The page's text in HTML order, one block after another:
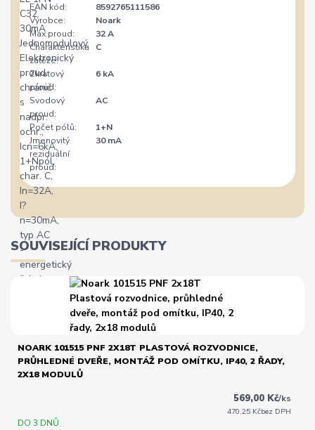
EAN kód:
8592765111586
Výrobce:
Noark
Max.proud:
32 A
Charakteristika
zátěže:
C
Zkratový
proud:
6 kA
Svodový
proud:
AC
Počet pólů:
1+N
Jmenovitý
reziduální
proud:
30 mA
SOUVISEJÍCÍ PRODUKTY
NOARK 101515 PNF 2X18T PLASTOVÁ ROZVODNICE,
PRŮHLEDNÉ DVEŘE, MONTÁŽ POD OMÍTKU, IP40, 2 ŘADY,
2X18 MODULŮ
569,00 Kč/ks
470,25 Kčbez DPH
DO 3 DNŮ